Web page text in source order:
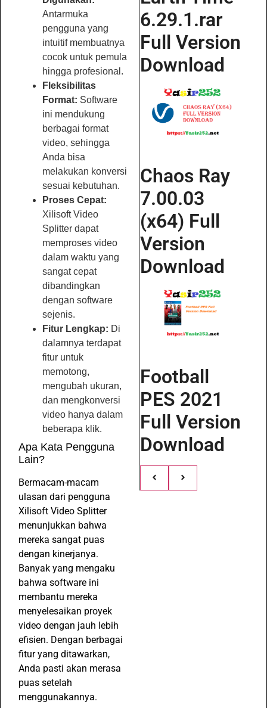
Antarmuka
pengguna yang
intuitif membuatnya
cocok untuk pemula
hingga profesional.
Fleksibilitas
Format: Software
ini mendukung
berbagai format
video, sehingga
Anda bisa
melakukan konversi
sesuai kebutuhan.
Proses Cepat:
Xilisoft Video
Splitter dapat
memproses video
dalam waktu yang
sangat cepat
dibandingkan
dengan software
sejenis.
Fitur Lengkap: Di
dalamnya terdapat
fitur untuk
memotong,
mengubah ukuran,
dan mengkonversi
video hanya dalam
beberapa klik.
Apa Kata Pengguna
Lain?
Bermacam-macam
ulasan dari pengguna
Xilisoft Video Splitter
menunjukkan bahwa
mereka sangat puas
dengan kinerjanya.
Banyak yang mengaku
bahwa software ini
membantu mereka
menyelesaikan proyek
video dengan jauh lebih
efisien. Dengan berbagai
fitur yang ditawarkan,
Anda pasti akan merasa
puas setelah
menggunakannya.
6.29.1.rar
Full Version
Download
Chaos Ray
7.00.03
(x64) Full
Version
Download
Football
PES 2021
Full Version
Download